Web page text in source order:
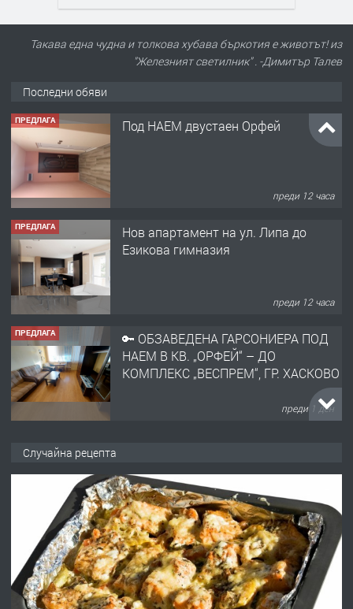
Такава една чудна и толкова хубава бъркотия е животът! из
"Железният светилник" . -Димитър Талев
Последни обяви
ПРЕДЛАГА Под НАЕМ двустаен Орфей
преди 12 часа
ПРЕДЛАГА
Нов апартамент на ул. Липа до
Езикова гимназия
преди 12 часа
ПРЕДЛАГА
🔑 ОБЗАВЕДЕНА ГАРСОНИЕРА ПОД
НАЕМ В КВ. „ОРФЕЙ“ – ДО
КОМПЛЕКС „ВЕСПРЕМ“, ГР. ХАСКОВО
преди 1 ден
АПАРТАМЕНТ В ЦЕНТЪРА НА ГР.
ХАСКОВО
преди 2 дни
ПРЕДЛАГА Давам гараж под наем
Случайна рецепта